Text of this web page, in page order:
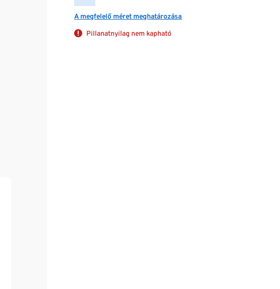
A megfelelő méret meghatározása
Pillanatnyilag nem kapható